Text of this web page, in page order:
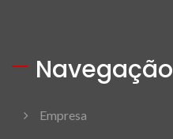
Navegação
Empresa